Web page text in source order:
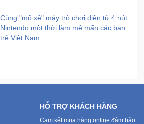
Cùng "mổ xẻ" máy trò chơi điện tử 4 nút
Nintendo một thời làm mê mẩn các bạn
trẻ Việt Nam.
HỖ TRỢ KHÁCH HÀNG
Cam kết mua hàng online đảm bảo